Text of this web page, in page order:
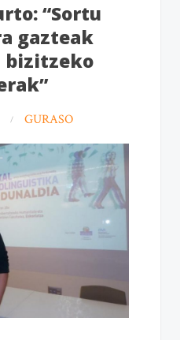
“Sortu
gazteak
bizitzeko
GURASO